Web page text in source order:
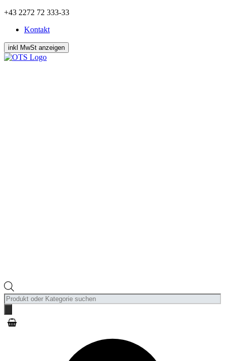
Zum
springen
+43 2272 72 333-33
Kontakt
Products
search